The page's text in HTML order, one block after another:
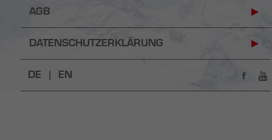
AGB
DATENSCHUTZERKLÄRUNG
DE | EN